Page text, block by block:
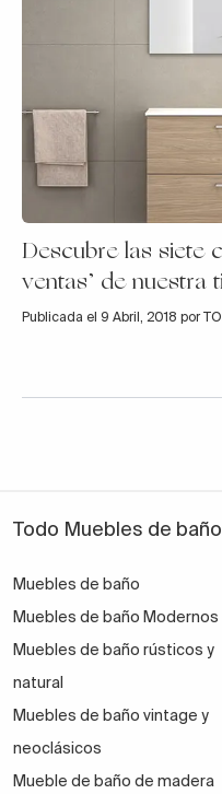
Descubre las siete
ventas’ de nuestra
Publicada el 9 Abril, 2018 por
Todo Muebles de baño
Muebles de baño
Muebles de baño Modernos
Muebles de baño rústicos y
natural
Muebles de baño vintage y
neoclásicos
Mueble de baño de madera